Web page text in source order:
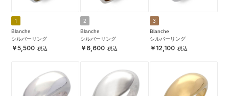
1
Blanche
シルバーリング
5,500
2
Blanche
シルバーリング
6,600
3
Blanche
シルバーリング
12,100